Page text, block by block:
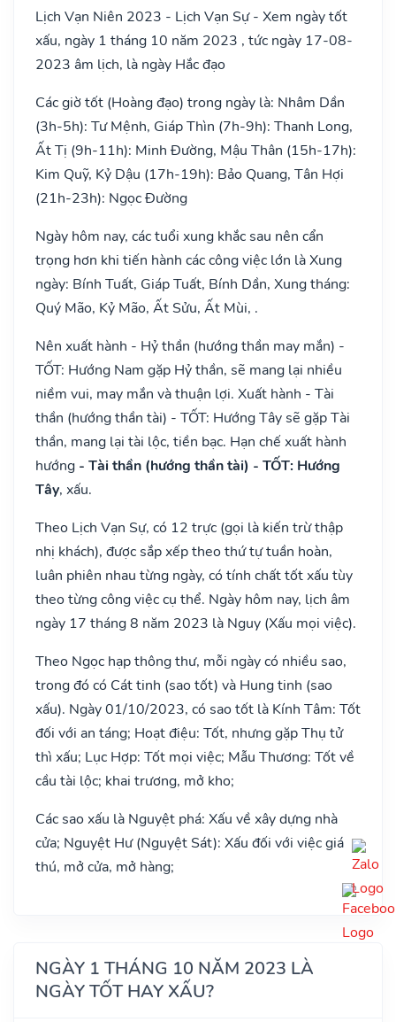
Lịch Vạn Niên 2023 - Lịch Vạn Sự - Xem ngày tốt
xấu, ngày 1 tháng 10 năm 2023 , tức ngày 17-08-
2023 âm lịch, là ngày Hắc đạo
Các giờ tốt (Hoàng đạo) trong ngày là: Nhâm Dần
(3h-5h): Tư Mệnh, Giáp Thìn (7h-9h): Thanh Long,
Ất Tị (9h-11h): Minh Đường, Mậu Thân (15h-17h):
Kim Quỹ, Kỷ Dậu (17h-19h): Bảo Quang, Tân Hợi
(21h-23h): Ngọc Đường
Ngày hôm nay, các tuổi xung khắc sau nên cẩn
trọng hơn khi tiến hành các công việc lớn là Xung
ngày: Bính Tuất, Giáp Tuất, Bính Dần, Xung tháng:
Quý Mão, Kỷ Mão, Ất Sửu, Ất Mùi, .
Nên xuất hành - Hỷ thần (hướng thần may mắn) -
TỐT: Hướng Nam gặp Hỷ thần, sẽ mang lại nhiều
niềm vui, may mắn và thuận lợi. Xuất hành - Tài
thần (hướng thần tài) - TỐT: Hướng Tây sẽ gặp Tài
thần, mang lại tài lộc, tiền bạc. Hạn chế xuất hành
hướng - Tài thần (hướng thần tài) - TỐT: Hướng
Tây, xấu.
Theo Lịch Vạn Sự, có 12 trực (gọi là kiến trừ thập
nhị khách), được sắp xếp theo thứ tự tuần hoàn,
luân phiên nhau từng ngày, có tính chất tốt xấu tùy
theo từng công việc cụ thể. Ngày hôm nay, lịch âm
ngày 17 tháng 8 năm 2023 là Nguy (Xấu mọi việc).
Theo Ngọc hạp thông thư, mỗi ngày có nhiều sao,
trong đó có Cát tinh (sao tốt) và Hung tinh (sao
xấu). Ngày 01/10/2023, có sao tốt là Kính Tâm: Tốt
đối với an táng; Hoạt điệu: Tốt, nhưng gặp Thụ tử
thì xấu; Lục Hợp: Tốt mọi việc; Mẫu Thương: Tốt về
cầu tài lộc; khai trương, mở kho;
Các sao xấu là Nguyệt phá: Xấu về xây dựng nhà
cửa; Nguyệt Hư (Nguyệt Sát): Xấu đối với việc giá
thú, mở cửa, mở hàng;
NGÀY 1 THÁNG 10 NĂM 2023 LÀ
NGÀY TỐT HAY XẤU?